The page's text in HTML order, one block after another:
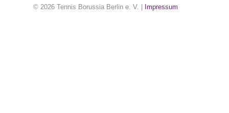
© 2026 Tennis Borussia Berlin e. V. | Impressum